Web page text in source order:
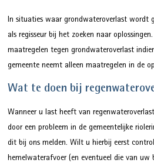
In situaties waar grondwateroverlast wordt
als regisseur bij het zoeken naar
maatregelen tegen grondwateroverlast
gemeente neemt alleen maatregelen in de
Wat te doen bij
Wanneer u last heeft van
door een probleem in de gemeentelijke
dit bij ons melden. Wilt u hierbij eerst
hemelwaterafvoer (en eventueel die van uw